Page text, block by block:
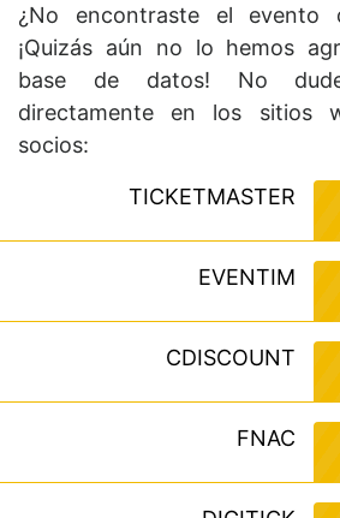
¿No encontraste el evento
¡Quizás aún no lo hemos
base de datos! No
directamente en los sitios
socios:
TICKETMASTER
EVENTIM
CDISCOUNT
FNAC